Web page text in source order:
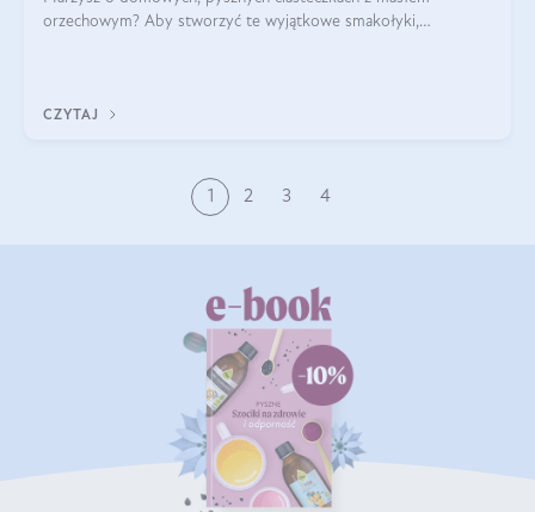
orzechowym? Aby stworzyć te wyjątkowe smakołyki,
CZYTAJ
1 2 3 4